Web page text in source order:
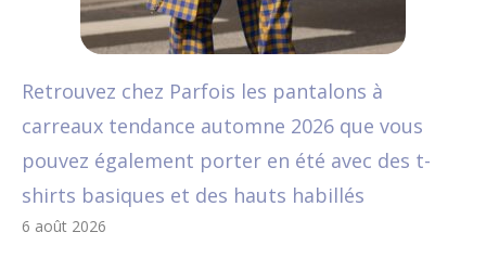
Retrouvez chez Parfois les pantalons à
carreaux tendance automne 2026 que vous
pouvez également porter en été avec des t-
shirts basiques et des hauts habillés
6 août 2026